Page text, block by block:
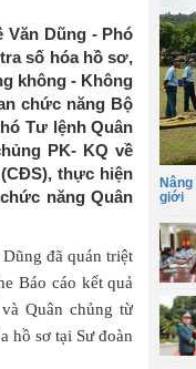
Văn Dũng - Phó
số hóa hồ sơ,
không - Không
chức năng Bộ
Tư lệnh Quân
PK- KQ về
thực hiện
năng Quân
đã quán triệt
Báo cáo kết quả
Quân chủng từ
hồ sơ tại Sư đoàn
giới